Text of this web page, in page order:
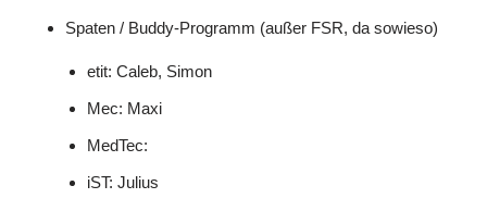
Spaten / Buddy-Programm (außer FSR, da sowieso)
etit: Caleb, Simon
Mec: Maxi
MedTec:
iST: Julius